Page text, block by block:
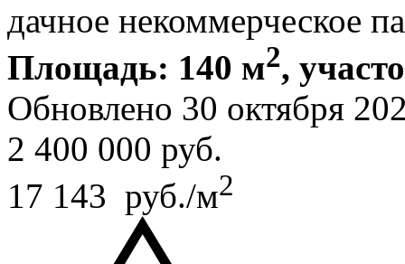
дачное некоммерческое
Площадь: 140 м2,
Обновлено 30 октября
2 400 000 руб.
17 143 руб./м2